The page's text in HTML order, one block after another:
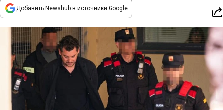
Добавить Newshub в источники Google